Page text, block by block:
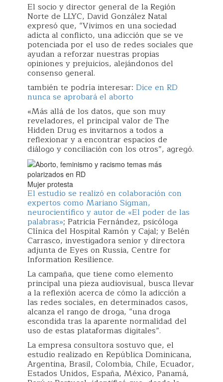
El socio y director general de la Región
Norte de LLYC, David González Natal
expresó que, “Vivimos en una sociedad
adicta al conflicto, una adicción que se ve
potenciada por el uso de redes sociales que
ayudan a reforzar nuestras propias
opiniones y prejuicios, alejándonos del
consenso general.
también te podría interesar: Dice en RD
nunca se aprobará el aborto
«Más allá de los datos, que son muy
reveladores, el principal valor de The
Hidden Drug es invitarnos a todos a
reflexionar y a encontrar espacios de
diálogo y conciliación con los otros”, agregó.
Mujer protesta
El estudio se realizó en colaboración con
expertos como Mariano Sigman,
neurocientífico y autor de «El poder de las
palabras»; Patricia Fernández, psicóloga
Clínica del Hospital Ramón y Cajal; y Belén
Carrasco, investigadora senior y directora
adjunta de Eyes on Russia, Centre for
Information Resilience.
La campaña, que tiene como elemento
principal una pieza audiovisual, busca llevar
a la reflexión acerca de cómo la adicción a
las redes sociales, en determinados casos,
alcanza el rango de droga, “una droga
escondida tras la aparente normalidad del
uso de estas plataformas digitales”.
La empresa consultora sostuvo que, el
estudio realizado en República Dominicana,
Argentina, Brasil, Colombia, Chile, Ecuador,
Estados Unidos, España, México, Panamá,